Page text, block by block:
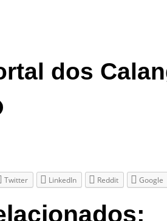
dos
Twitter LinkedIn Reddit Google